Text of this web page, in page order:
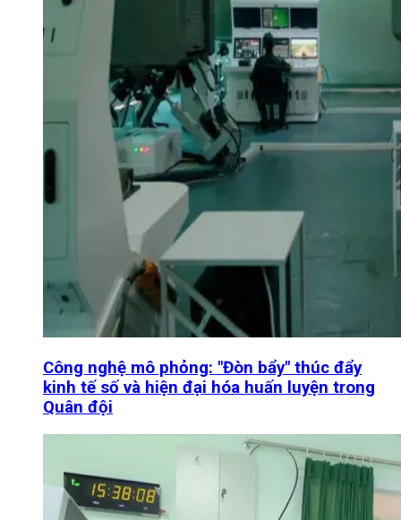
Công nghệ mô phỏng: "Đòn bẩy" thúc đẩy
kinh tế số và hiện đại hóa huấn luyện trong
Quân đội